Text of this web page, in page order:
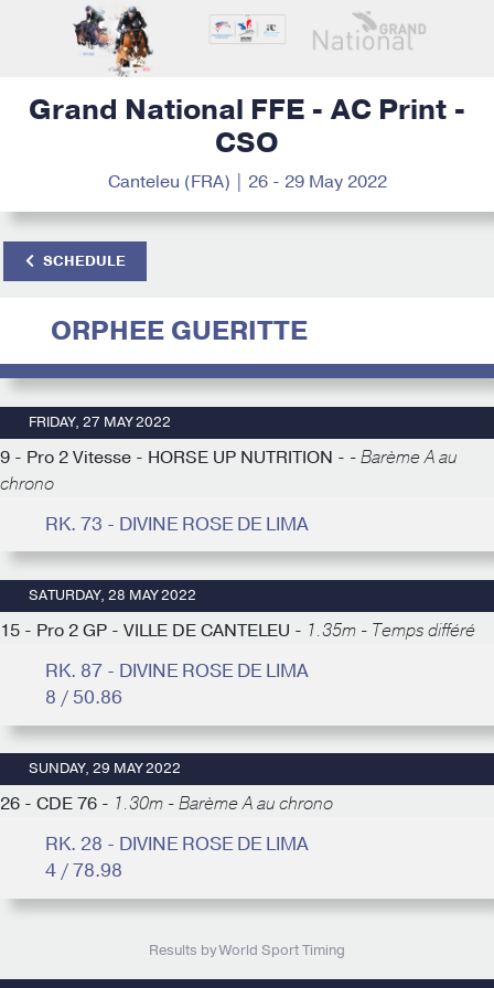
Grand National FFE - AC Print -
CSO
Canteleu (FRA) | 26 - 29 May 2022
SCHEDULE
ORPHEE GUERITTE
FRIDAY, 27 MAY 2022
9 - Pro 2 Vitesse - HORSE UP NUTRITION - - Barème A au
chrono
RK. 73 - DIVINE ROSE DE LIMA
SATURDAY, 28 MAY 2022
15 - Pro 2 GP - VILLE DE CANTELEU - 1.35m - Temps différé
RK. 87 - DIVINE ROSE DE LIMA
8 / 50.86
SUNDAY, 29 MAY 2022
26 - CDE 76 - 1.30m - Barème A au chrono
RK. 28 - DIVINE ROSE DE LIMA
4 / 78.98
Results by World Sport Timing